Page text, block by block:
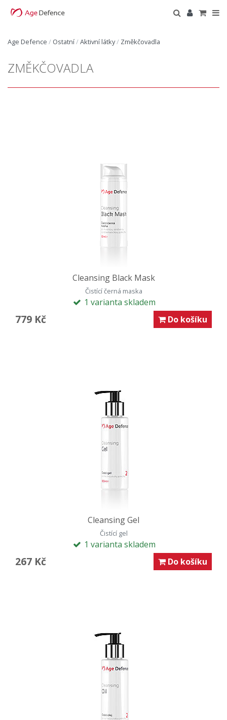
Age Defence / Ostatní/Aktivní látky/ Změkčovadla
ZMĚKČOVADLA
Cleansing Black Mask
Čistící černá maska
1 varianta skladem
779 Kč Do košíku
Cleansing Gel
Čistící gel
1 varianta skladem
267 Kč Do košíku